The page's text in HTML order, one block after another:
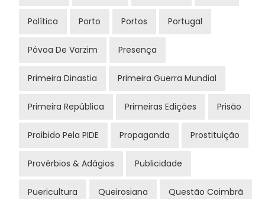
Política Porto Portos Portugal
Póvoa De Varzim Presença
Primeira Dinastia Primeira Guerra Mundial
Primeira República Primeiras Edições Prisão
Proibido Pela PIDE Propaganda Prostituição
Provérbios & Adágios Publicidade
Puericultura Queirosiana Questão Coimbrã